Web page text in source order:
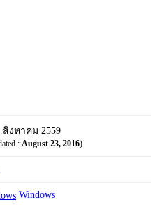
งหาคม 2559
: August 23, 2016)
Windows